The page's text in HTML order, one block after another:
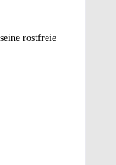
rostfreie